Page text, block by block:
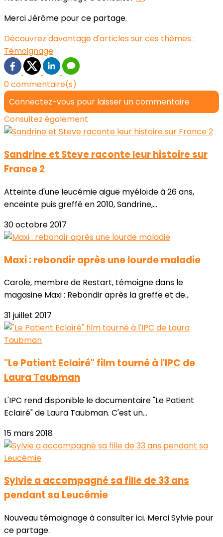
Merci Jérôme pour ce partage.
Découvrez davantage d'articles sur ces thèmes :
Témoignage
0 commentaire(s)
Connectez-vous pour laisser un commentaire
Consultez également
Sandrine et Steve raconte leur histoire sur
France 2
Atteinte d'une leucémie aiguë myéloïde à 26 ans,
enceinte puis greffé en 2010, Sandrine,...
30 octobre 2017
Maxi : rebondir après une lourde maladie
Carole, membre de Restart, témoigne dans le
magasine Maxi : Rebondir après la greffe et de...
31 juillet 2017
"Le Patient Eclairé" film tourné à l'IPC de
Laura Taubman
L'IPC rend disponible le documentaire "Le Patient
Eclairé" de Laura Taubman. C'est un...
15 mars 2018
Sylvie a accompagné sa fille de 33 ans
pendant sa Leucémie
Nouveau témoignage à consulter ici. Merci Sylvie pour
ce partage.